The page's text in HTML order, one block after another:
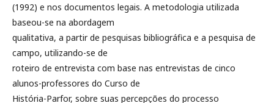
(1992) e nos documentos legais. A metodologia utilizada
baseou-se na abordagem
qualitativa, a partir de pesquisas bibliográfica e a pesquisa de
campo, utilizando-se de
roteiro de entrevista com base nas entrevistas de cinco
alunos-professores do Curso de
História-Parfor, sobre suas percepções do processo